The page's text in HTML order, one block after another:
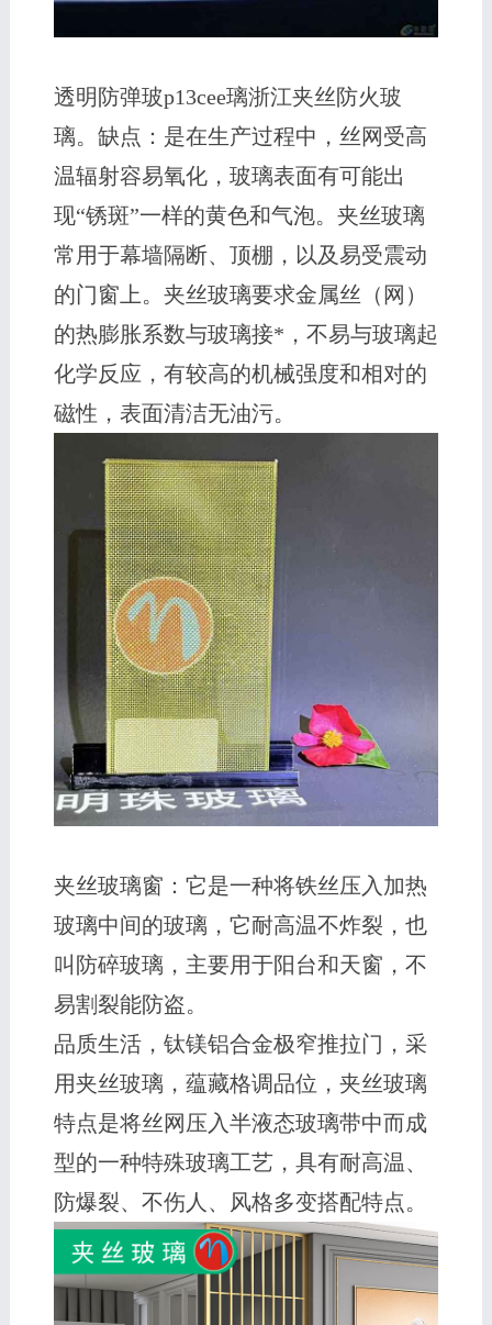
透明防弹玻p13cee璃浙江夹丝防火玻
璃。缺点：是在生产过程中，丝网受高
温辐射容易氧化，玻璃表面有可能出
现“锈斑”一样的黄色和气泡。夹丝玻璃
常用于幕墙隔断、顶棚，以及易受震动
的门窗上。夹丝玻璃要求金属丝（网）
的热膨胀系数与玻璃接*，不易与玻璃起
化学反应，有较高的机械强度和相对的
磁性，表面清洁无油污。
夹丝玻璃窗：它是一种将铁丝压入加热
玻璃中间的玻璃，它耐高温不炸裂，也
叫防碎玻璃，主要用于阳台和天窗，不
易割裂能防盗。
品质生活，钛镁铝合金极窄推拉门，采
用夹丝玻璃，蕴藏格调品位，夹丝玻璃
特点是将丝网压入半液态玻璃带中而成
型的一种特殊玻璃工艺，具有耐高温、
防爆裂、不伤人、风格多变搭配特点。